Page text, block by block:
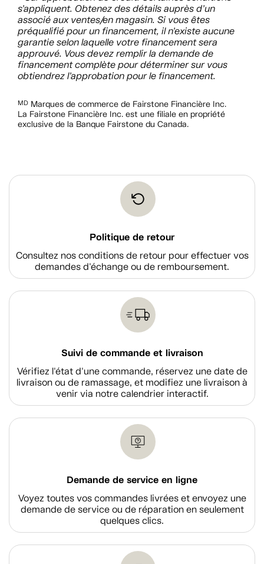
s’appliquent. Obtenez des détails auprès d’un
associé aux ventes/en magasin. Si vous êtes
préqualifié pour un financement, il n’existe aucune
garantie selon laquelle votre financement sera
approuvé. Vous devez remplir la demande de
financement complète pour déterminer sur vous
obtiendrez l’approbation pour le financement.
MD Marques de commerce de Fairstone Financière Inc.
La Fairstone Financière Inc. est une filiale en propriété
exclusive de la Banque Fairstone du Canada.
Politique de retour
Consultez nos conditions de retour pour effectuer vos
demandes d'échange ou de remboursement.
Suivi de commande et livraison
Vérifiez l'état d'une commande, réservez une date de
livraison ou de ramassage, et modifiez une livraison à
venir via notre calendrier interactif.
Demande de service en ligne
Voyez toutes vos commandes livrées et envoyez une
demande de service ou de réparation en seulement
quelques clics.